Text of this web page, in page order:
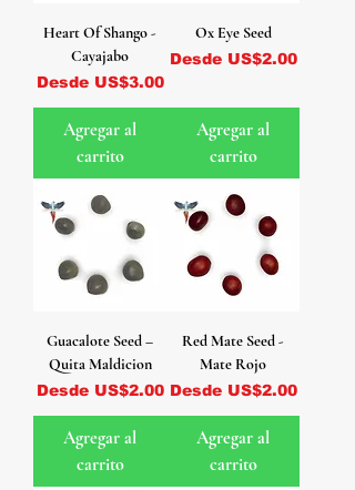
Heart Of Shango -
Cayajabo
Desde US$3.00
Precio de oferta
Agregar al
carrito
Ox Eye Seed
Desde US$2.00
Precio de oferta
Agregar al
carrito
Guacalote Seed –
Quita Maldicion
Desde US$2.00
Precio de oferta
Agregar al
carrito
Red Mate Seed -
Mate Rojo
Desde US$2.00
Precio de oferta
Agregar al
carrito